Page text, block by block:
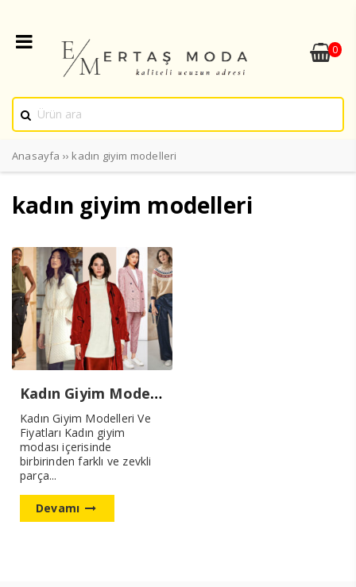
0
Anasayfa ›› kadın giyim modelleri
kadın giyim modelleri
Kadın Giyim Modelleri Ve Fiyatları
Kadın Giyim Modelleri Ve
Fiyatları Kadın giyim
modası içerisinde
birbirinden farklı ve zevkli
parça...
Devamı